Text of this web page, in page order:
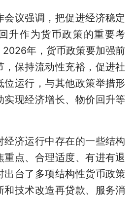
议强调，把促进经济稳定
升作为货币政策的重要考
年，货币政策要加强前
，保持流动性充裕，促进社
位运行，与其他政策举措形
实现经济增长、物价回升等
济运行中存在的一些结构
重点、合理适度、有进有退
出台了多项结构性货币政策
和技术改造再贷款、服务消